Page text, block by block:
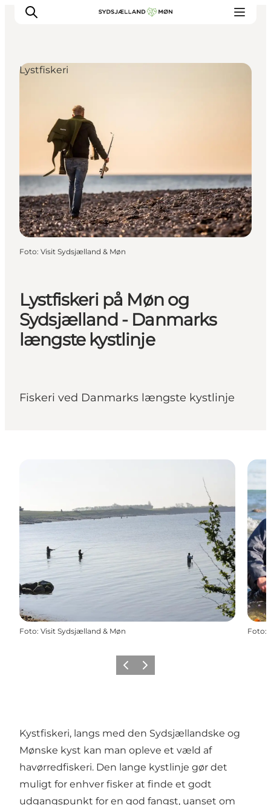
Byer og steder
Events
Overnat
Planlæg din tur
Lystfiskeri på Møn og
Sydsjælland - Danmarks
længste kystlinje
Fiskeri ved Danmarks længste kystlinje
Lystfiskeri
Foto: Visit Sydsjælland & Møn
Foto: Visit Sydsjælland & Møn Foto:
ForrigeNæste
Kystfiskeri, langs med den Sydsjællandske og
Mønske kyst kan man opleve et væld af
havørredfiskeri. Den lange kystlinje gør det
muligt for enhver fisker at finde et godt
udgangspunkt for en god fangst, uanset om